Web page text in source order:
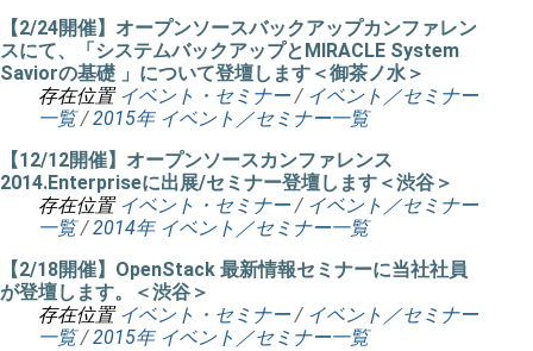
【2/24開催】オープンソースバックアップカンファレン
スにて、「システムバックアップとMIRACLE System
Saviorの基礎 」について登壇します＜御茶ノ水＞
存在位置 イベント・セミナー / イベント／セミナー
一覧 /2015年 イベント／セミナー一覧
【12/12開催】オープンソースカンファレンス
2014.Enterpriseに出展/セミナー登壇します＜渋谷＞
存在位置 イベント・セミナー / イベント／セミナー
一覧 /2014年 イベント／セミナー一覧
【2/18開催】OpenStack 最新情報セミナーに当社社員
が登壇します。＜渋谷＞
存在位置 イベント・セミナー / イベント／セミナー
一覧 /2015年 イベント／セミナー一覧